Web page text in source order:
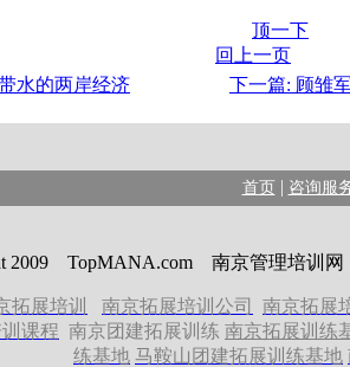
顶一下
回上一页
水的两岸经济
下一篇: 顾雏
首页 | 咨询服
2009 TopMANA.com 南京管理培训网
拓展培训 南京拓展培训公司
南京拓展
课程 南京团建拓展训练 南京拓展训练
练基地 马鞍山团建拓展训练基地